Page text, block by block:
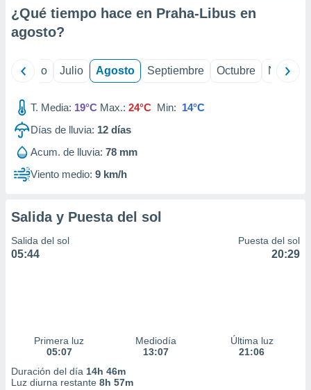
1199
¿Qué tiempo hace en Praha-Libus en
agosto?
Junio Julio Agosto Septiembre Octubre
T. Media: 19°C Max.: 24°C Min: 14°C
Días de lluvia: 12 días
Acum. de lluvia: 78 mm
Viento medio: 9 km/h
Salida y Puesta del sol
Salida del sol
05:44
Puesta del sol
20:29
Primera luz
05:07
Mediodía
13:07
Última luz
21:06
Duración del día 14h 46m
Luz diurna restante 8h 57m